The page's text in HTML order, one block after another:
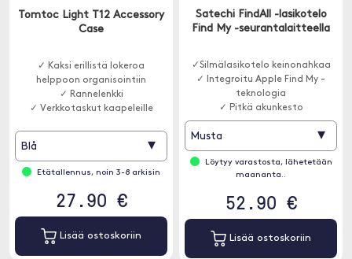
Tomtoc Light T12 Accessory
Case
✓ Kaksi erillistä lokeroa
helppoon organisointiin
✓ Rannelenkki
✓ Verkkotaskut kaapeleille
Blå ▾
Etätallennus, noin 3-8 arkisin
27.90 €
Lisää ostoskoriin
Satechi FindAll -lasikotelo
Find My -seurantalaitteella
✓Silmälasikotelo keinonahkaa
✓ Integroitu Apple Find My -
teknologia
✓ Pitkä akunkesto
Musta ▾
Löytyy varastosta, lähetetään
maananta..
52.90 €
Lisää ostoskoriin